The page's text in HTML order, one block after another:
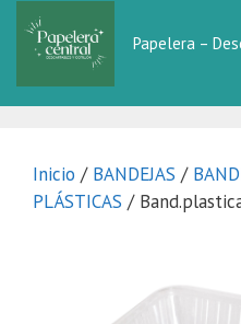
Papelera –
Inicio / BANDEJAS /
PLÁSTICAS /